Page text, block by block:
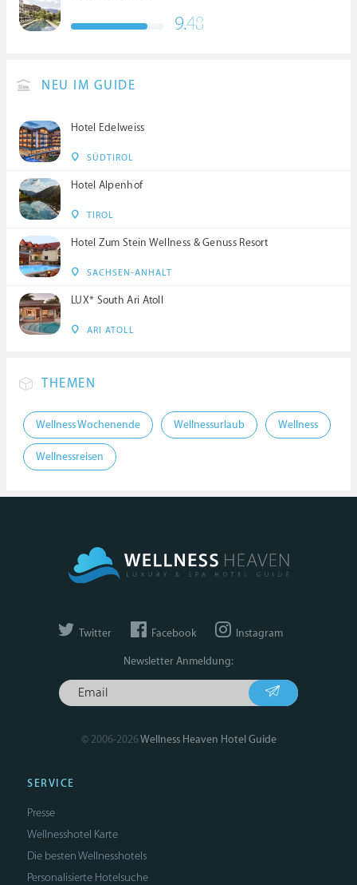
9.48
NEU IM GUIDE
Hotel Edelweiss
SÜDTIROL
Hotel Alpenhof
TIROL
Hotel Zum Stein Wellness & Genuss Resort
SACHSEN-ANHALT
LUX* South Ari Atoll
ARI ATOLL
THEMEN
Wellness Wochenende Wellnessurlaub Wellness
Wellnessreisen
Twitter Facebook Instagram
Newsletter Anmeldung:
© 2006-2026Wellness Heaven Hotel Guide
SERVICE
Presse
Wellnesshotel Karte
Die besten Wellnesshotels
Personalisierte Hotelsuche